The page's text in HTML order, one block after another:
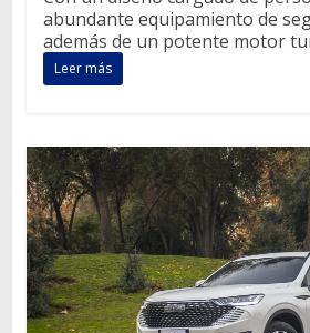
abundante equipamiento de
además de un potente motor
Leer más